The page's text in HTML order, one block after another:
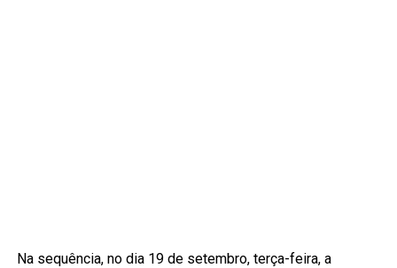
Na sequência, no dia 19 de setembro, terça-feira, a